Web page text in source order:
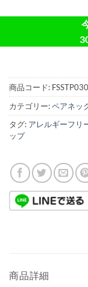
商品コード:
カテゴリー:ペアネッ
タグ: アレルギーフリ
ップ
商品詳細